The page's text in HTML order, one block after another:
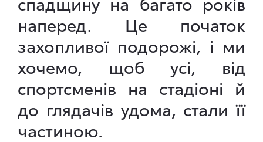
наперед. Це початок
захопливої подорожі, і ми
хочемо, щоб усі, від
спортсменів на стадіоні й
до глядачів удома, стали її
частиною.